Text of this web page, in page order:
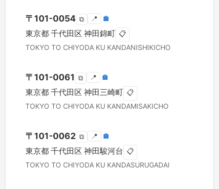
〒 101-0054 ⧉ 📍 🏣
東京都 千代田区 神田錦町 📋
TOKYO TO CHIYODA KU KANDANISHIKICHO
〒 101-0061 ⧉ 📍 🏣
東京都 千代田区 神田三崎町 📋
TOKYO TO CHIYODA KU KANDAMISAKICHO
〒 101-0062 ⧉ 📍 🏣
東京都 千代田区 神田駿河台 📋
TOKYO TO CHIYODA KU KANDASURUGADAI